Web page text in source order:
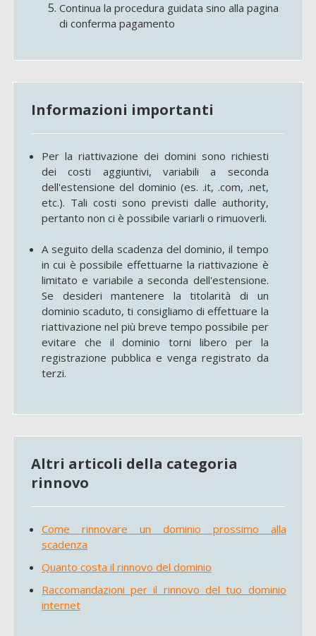
Continua la procedura guidata sino alla pagina
di conferma pagamento
Informazioni importanti
Per la riattivazione dei domini sono richiesti
dei costi aggiuntivi, variabili a seconda
dell'estensione del dominio (es. .it, .com, .net,
etc.). Tali costi sono previsti dalle authority,
pertanto non ci è possibile variarli o rimuoverli.
A seguito della scadenza del dominio, il tempo
in cui è possibile effettuarne la riattivazione è
limitato e variabile a seconda dell'estensione.
Se desideri mantenere la titolarità di un
dominio scaduto, ti consigliamo di effettuare la
riattivazione nel più breve tempo possibile per
evitare che il dominio torni libero per la
registrazione pubblica e venga registrato da
terzi.
Altri articoli della categoria
rinnovo
Come rinnovare un dominio prossimo alla
scadenza
Quanto costa il rinnovo del dominio
Raccomandazioni per il rinnovo del tuo dominio
internet